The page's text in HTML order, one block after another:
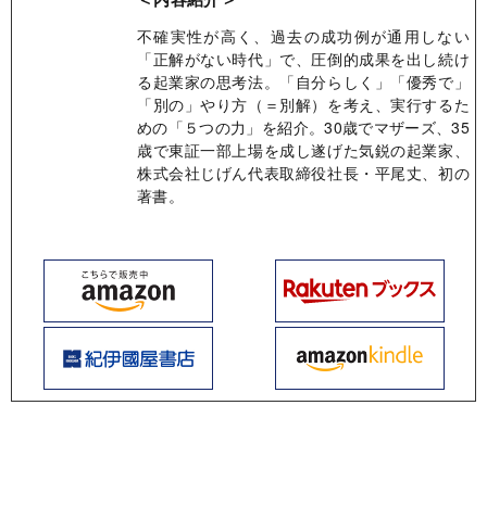
不確実性が高く、過去の成功例が通用しない
「正解がない時代」で、圧倒的成果を出し続け
る起業家の思考法。「自分らしく」「優秀で」
「別の」やり方（＝別解）を考え、実行するた
めの「５つの力」を紹介。30歳でマザーズ、35
歳で東証一部上場を成し遂げた気鋭の起業家、
株式会社じげん代表取締役社長・平尾丈、初の
著書。